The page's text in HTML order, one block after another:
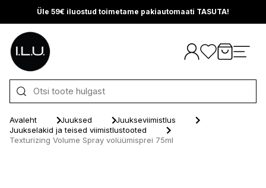
Üle 59€ iluostud toimetame pakiautomaati TASUTA!
Otse sisu juurde
Avaleht Juuksed
Juukseviimistlus
Juukselakid ja teised viimistlustooted
Texturizing Volume Spray volüümisprei 75ml